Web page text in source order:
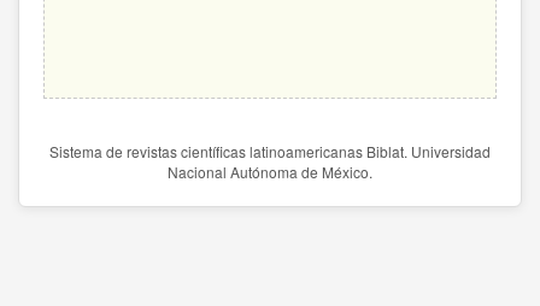
Sistema de revistas científicas latinoamericanas Biblat. Universidad
Nacional Autónoma de México.